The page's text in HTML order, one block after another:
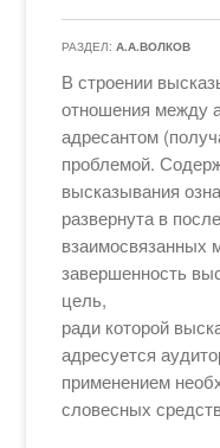
РАЗДЕЛ:А.А.ВОЛКОВ
В строении
отношения между
адресантом
проблемой.
высказывания
развернута в
завершенность
цель,
ради которой
адресуется
применением
словесных